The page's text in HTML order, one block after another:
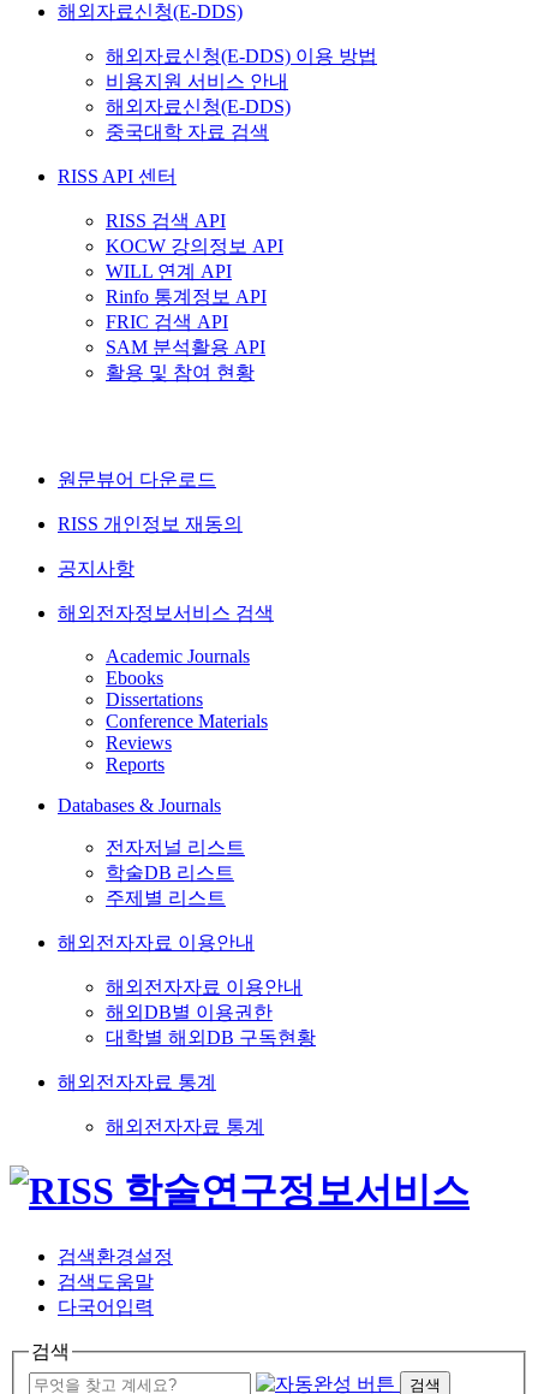
해외자료신청(E-DDS)
해외자료신청(E-DDS) 이용 방법
비용지원 서비스 안내
해외자료신청(E-DDS)
중국대학 자료 검색
RISS API 센터
RISS 검색 API
KOCW 강의정보 API
WILL 연계 API
Rinfo 통계정보 API
FRIC 검색 API
SAM 분석활용 API
활용 및 참여 현황
원문뷰어 다운로드
RISS 개인정보 재동의
공지사항
해외전자정보서비스 검색
Academic Journals
Ebooks
Dissertations
Conference Materials
Reviews
Reports
Databases & Journals
전자저널 리스트
학술DB 리스트
주제별 리스트
해외전자자료 이용안내
해외전자자료 이용안내
해외DB별 이용권한
대학별 해외DB 구독현황
해외전자자료 통계
해외전자자료 통계
검색환경설정
검색도움말
다국어입력
검색
검색